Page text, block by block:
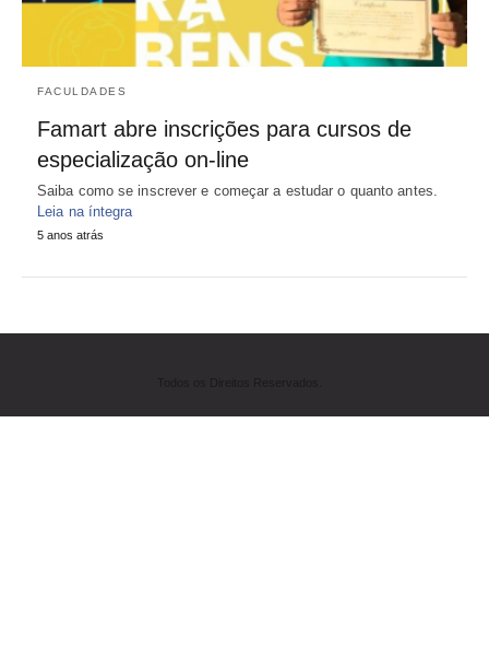
FACULDADES
Famart abre inscrições para cursos de
especialização on-line
Saiba como se inscrever e começar a estudar o quanto antes.
Leia na íntegra
5 anos atrás